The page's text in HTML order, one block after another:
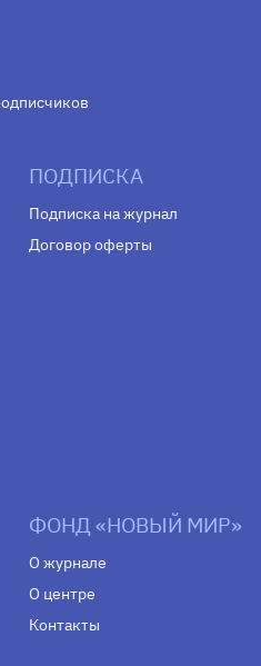
ПОДПИСКА
Подписка на журнал
Договор оферты
ФОНД «НОВЫЙ МИР»
О журнале
О центре
Контакты